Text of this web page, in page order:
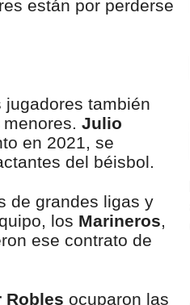
están por perderse
también
Julio
en 2021, se
del béisbol.
de grandes ligas y
los Marineros,
ese contrato de
Robles ocuparon las